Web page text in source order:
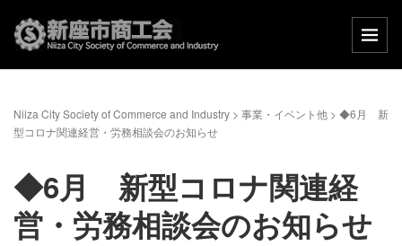
Niiza City Society of Commerce and Industry > 事業・イベント他 > ◆6月 新
型コロナ関連経営・労務相談会のお知らせ
◆6月 新型コロナ関連経
営・労務相談会のお知らせ